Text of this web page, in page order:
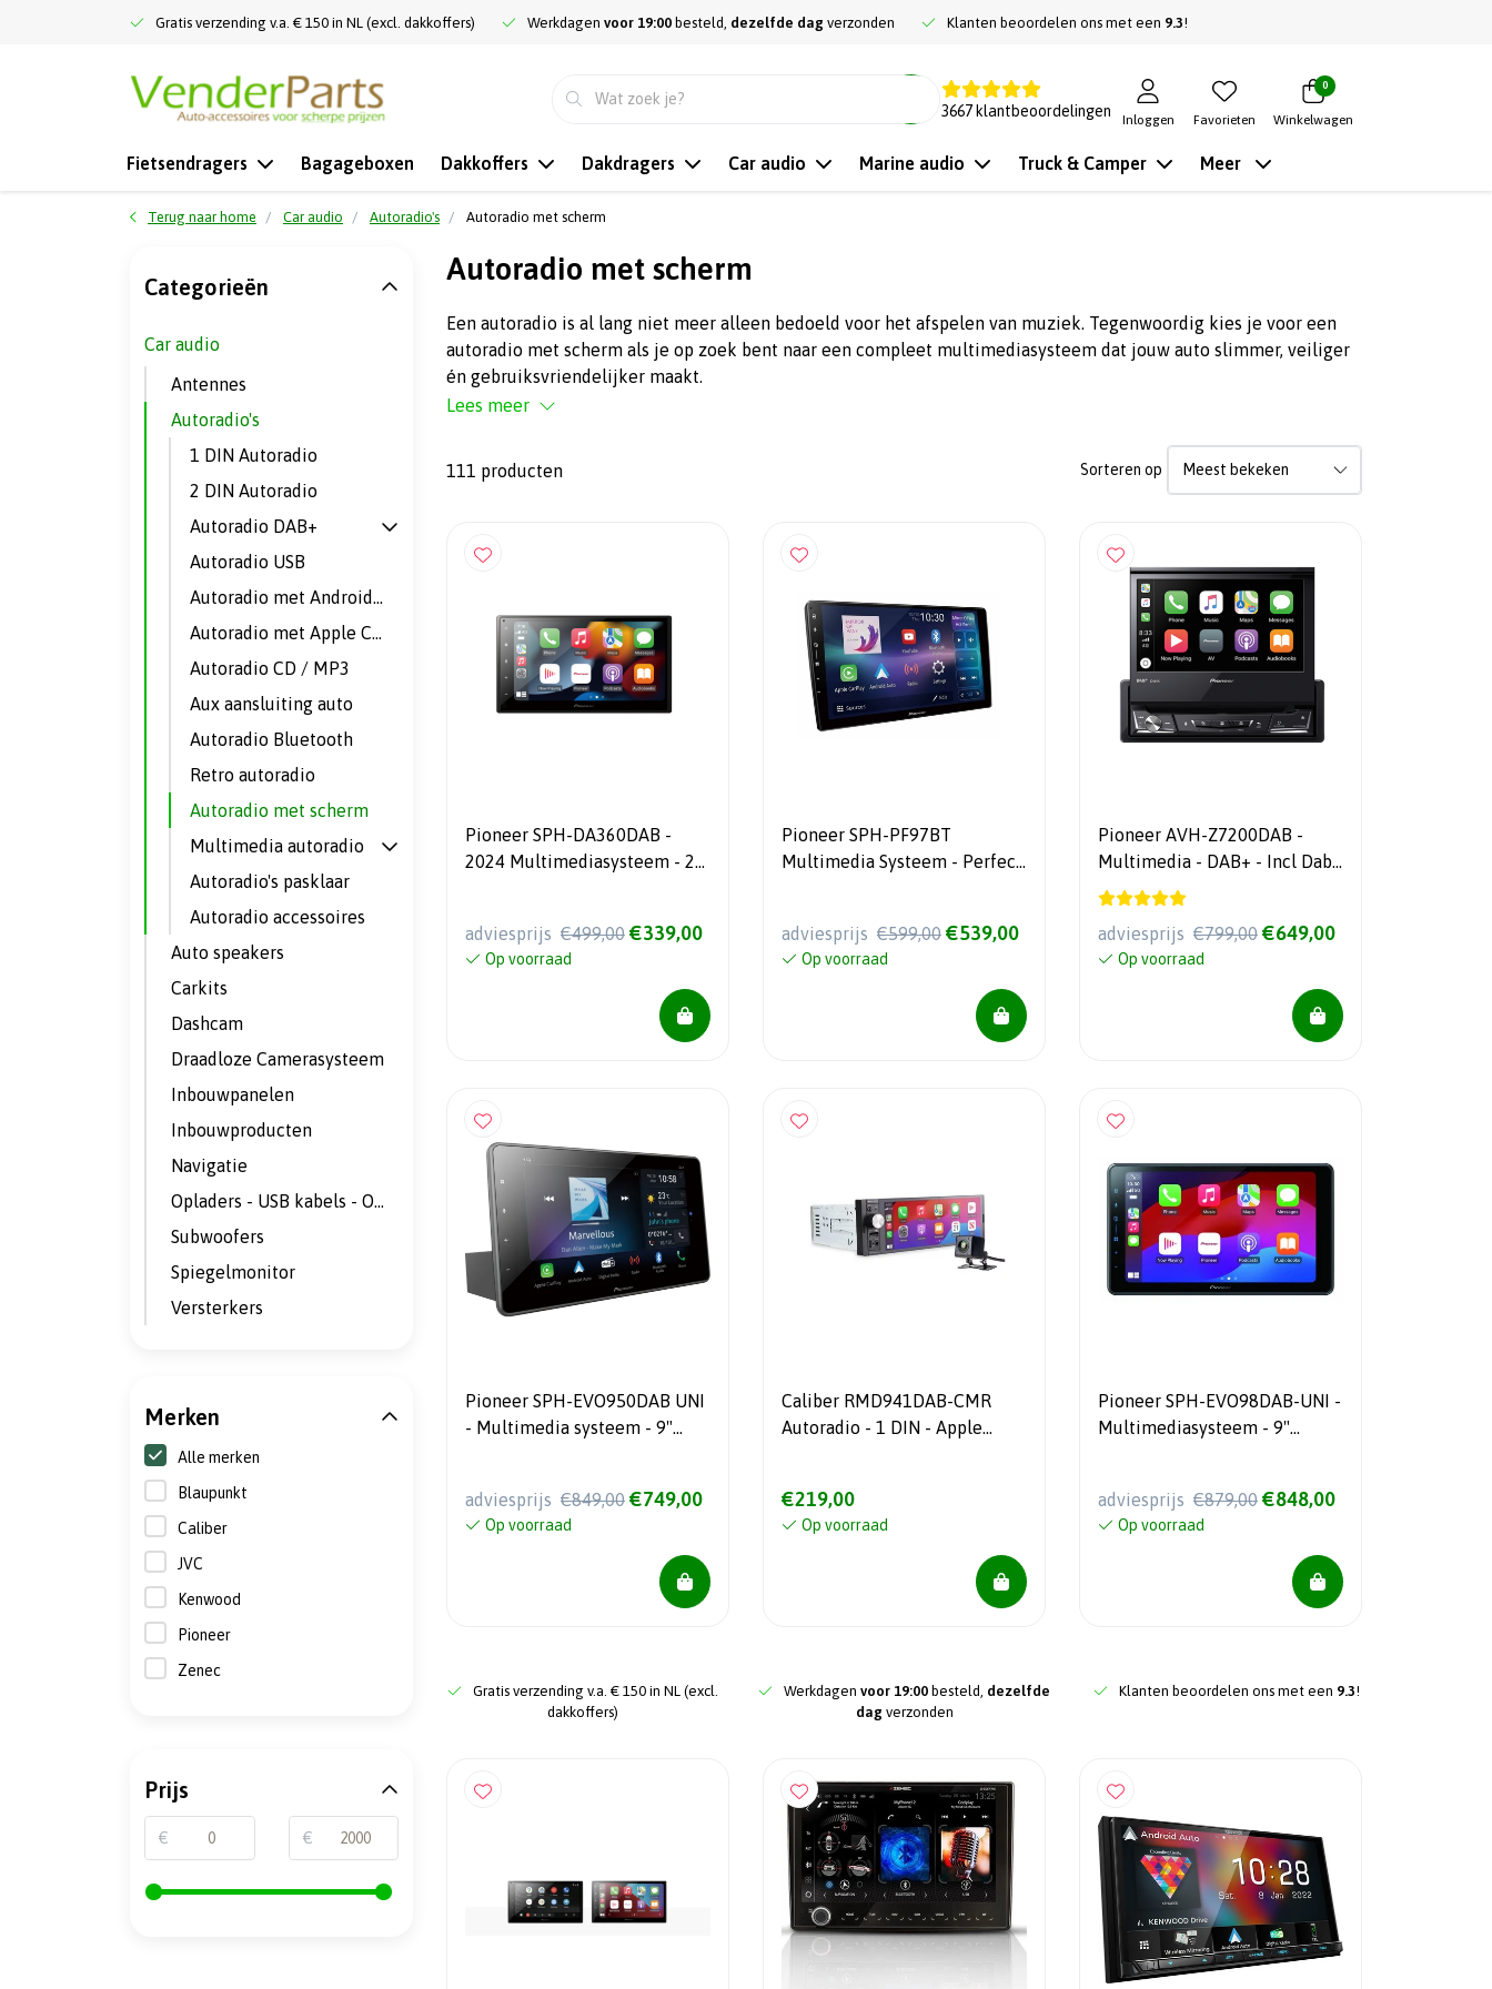
Gratis verzending v.a. € 150 in NL (excl. dakkoffers) Werkdagen voor 19:00 besteld, dezelfde dag verzonden Klanten beoordelen ons met een 9.3!
3667 klantbeoordelingen
Inloggen Favorieten
0
Winkelwagen
Fietsendragers Bagageboxen Dakkoffers Dakdragers Car audio Marine audio Truck & Camper Meer
Terug naar home Car audio Autoradio's Autoradio met scherm
Autoradio met scherm
Een autoradio is al lang niet meer alleen bedoeld voor het afspelen van muziek. Tegenwoordig kies je voor een
autoradio met scherm als je op zoek bent naar een compleet multimediasysteem dat jouw auto slimmer, veiliger
én gebruiksvriendelijker maakt.
Lees meer
111 producten Sorteren op
Pioneer SPH-DA360DAB -
2024 Multimediasysteem - 2
adviesprijs €499,00 €339,00
Op voorraad
Pioneer SPH-PF97BT
Multimedia Systeem - Perfect
Auto - Ingebouwde Wifi
adviesprijs €599,00 €539,00
Op voorraad
Pioneer AVH-Z7200DAB -
Multimedia - DAB+ - Incl Dab
Antenne
adviesprijs €799,00 €649,00
Op voorraad
Pioneer SPH-EVO950DAB UNI
- Multimedia systeem - 9"
adviesprijs €849,00 €749,00
Op voorraad
Caliber RMD941DAB-CMR
Autoradio - 1 DIN - Apple
€219,00
Op voorraad
Pioneer SPH-EVO98DAB-UNI -
Multimediasysteem - 9"
adviesprijs €879,00 €848,00
Op voorraad
Gratis verzending v.a. € 150 in NL (excl.
dakkoffers)
Werkdagen voor 19:00 besteld, dezelfde
dag verzonden
Klanten beoordelen ons met een 9.3!
Categorieën
Car audio
Antennes
Autoradio's
1 DIN Autoradio
2 DIN Autoradio
Autoradio DAB+
Autoradio USB
Autoradio met Android Auto
Autoradio met Apple CarPlay
Autoradio CD / MP3
Aux aansluiting auto
Autoradio Bluetooth
Retro autoradio
Autoradio met scherm
Multimedia autoradio
Autoradio's pasklaar
Autoradio accessoires
Auto speakers
Carkits
Dashcam
Draadloze Camerasysteem
Inbouwpanelen
Inbouwproducten
Navigatie
Opladers - USB kabels - Omvormers
Subwoofers
Spiegelmonitor
Versterkers
Merken
Alle merken
Blaupunkt
Caliber
JVC
Kenwood
Pioneer
Zenec
Prijs
€ €